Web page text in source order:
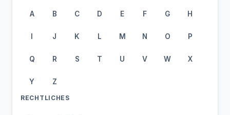
A B C D E F G H
I J K L M N O P
Q R S T U V W X
Y Z
RECHTLICHES